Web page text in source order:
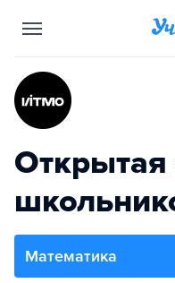
Математика